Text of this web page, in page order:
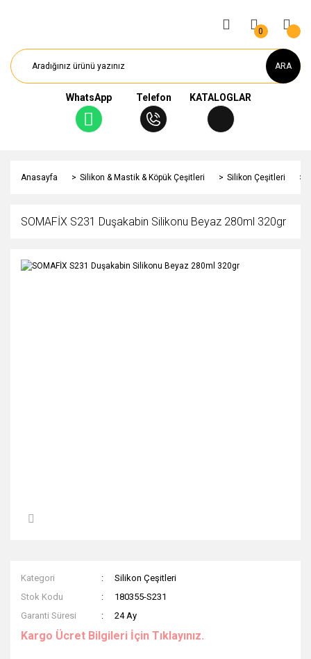
ARA
WhatsApp Telefon KATALOGLAR
0
Anasayfa Silikon & Mastik & Köpük Çeşitleri Silikon Çeşitleri
SOMAFİX S231 Duşakabin Silikonu Beyaz 280ml 320gr
Kategori
Silikon Çeşitleri
Stok Kodu
180355-S231
Garanti Süresi
24 Ay
Kargo Ücret Bilgileri İçin Tıklayınız.